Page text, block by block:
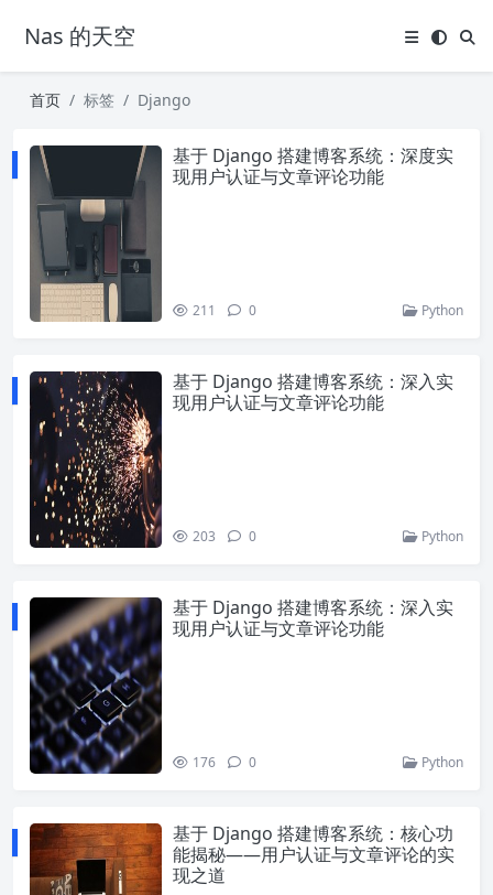
Nas 的天空
首页 标签 Django
基于 Django 搭建博客系统：深度实
现用户认证与文章评论功能
211 0 Python
基于 Django 搭建博客系统：深入实
现用户认证与文章评论功能
203 0 Python
基于 Django 搭建博客系统：深入实
现用户认证与文章评论功能
176 0 Python
基于 Django 搭建博客系统：核心功
能揭秘——用户认证与文章评论的实
现之道